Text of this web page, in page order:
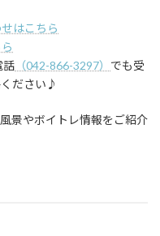
はこちら
話 （042-866-3297） でも受
ださい♪
景やボイトレ情報をご紹介